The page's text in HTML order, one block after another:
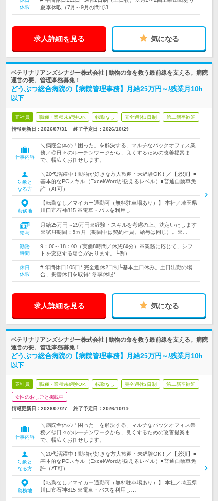
休暇
夏季休暇（7月～9月の間で3…
求人詳細を見る 気になる
ベテリナリアンズシナジー株式会社 | 動物の命を救う最前線を支える。病院
運営の要、管理事務募集！
どうぶつ総合病院の【病院管理事務】月給25万円～/残業月10h
以下
正社員 職種・業種未経験OK 転勤なし 完全週休2日制 第二新卒歓迎
情報更新日：2026/07/31 終了予定日： 2026/10/29
仕事内容
＼病院全体の「困った」を解決する、マルチなバックオフィス業
務／◎日々のルーチンワークから、良くするための改善提案ま
で、幅広くお任せします。
対象と
なる方
＼20代活躍中！動物が好きな方大歓迎・未経験OK！／【必須】■
基本的なPCスキル（Excel/Wordが扱えるレベル）■普通自動車免
許（AT可）
勤務地
【転勤なし／マイカー通勤可（無料駐車場あり）】 本社／埼玉県
川口市石神815 ※電車・バスを利用し…
給与
月給25万円～29万円※経験・スキルを考慮の上、決定いたします
※試用期間：6ヵ月（期間中は契約社員。給与は同じ）。※…
勤務
時間
9：00～18：00（実働8時間／休憩60分）※業務に応じて、シフ
トを変更する場合があります。└例）…
休日
休暇
# 年間休日105日* 完全週休2日制└基本土日休み。土日出勤の場
合、振替休日を取得* 冬季休暇* …
求人詳細を見る 気になる
ベテリナリアンズシナジー株式会社 | 動物の命を救う最前線を支える。病院
運営の要、管理事務募集！
どうぶつ総合病院の【病院管理事務】月給25万円～/残業月10h
以下
正社員 職種・業種未経験OK 転勤なし 完全週休2日制 第二新卒歓迎
女性のおしごと掲載中
情報更新日：2026/07/27 終了予定日： 2026/10/19
仕事内容
＼病院全体の「困った」を解決する、マルチなバックオフィス業
務／◎日々のルーチンワークから、良くするための改善提案ま
で、幅広くお任せします。
対象と
なる方
＼20代活躍中！動物が好きな方大歓迎・未経験OK！／【必須】■
基本的なPCスキル（Excel/Wordが扱えるレベル）■普通自動車免
許（AT可）
勤務地
【転勤なし／マイカー通勤可（無料駐車場あり）】 本社／埼玉県
川口市石神815 ※電車・バスを利用し…